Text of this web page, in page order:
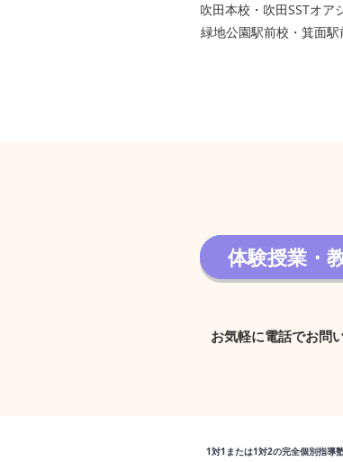
吹田本校・吹田SSTオ
緑地公園駅前校・箕面
体験授業・
体験授業・
お気軽に電話でお問
1対1または1対2の完全個別指導